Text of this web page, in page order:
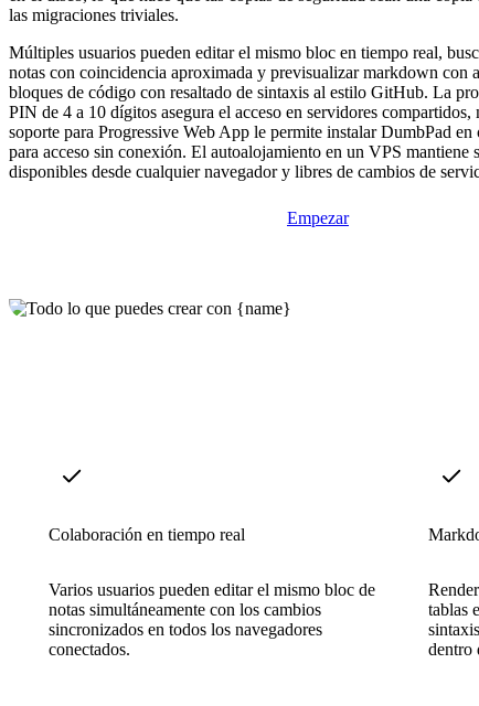
las migraciones triviales.
Múltiples usuarios pueden editar el mismo bloc en tiempo real,
notas con coincidencia aproximada y previsualizar markdown con
bloques de código con resaltado de sintaxis al estilo GitHub. La
PIN de 4 a 10 dígitos asegura el acceso en servidores compartidos,
soporte para Progressive Web App le permite instalar DumbPad
para acceso sin conexión. El autoalojamiento en un VPS mantiene
disponibles desde cualquier navegador y libres de cambios de
Empezar
Colaboración en tiempo real
Varios usuarios pueden editar el mismo bloc de
notas simultáneamente con los cambios
sincronizados en todos los navegadores
conectados.
tablas
dentro